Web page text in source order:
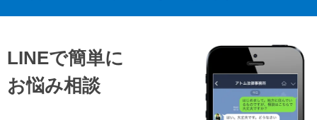
LINEで簡単に
お悩み相談